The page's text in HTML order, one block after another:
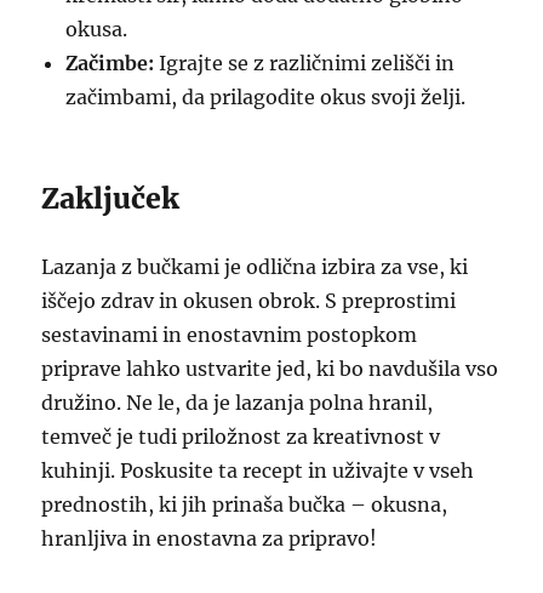
okusa.
Začimbe: Igrajte se z različnimi zelišči in
začimbami, da prilagodite okus svoji želji.
Zaključek
Lazanja z bučkami je odlična izbira za vse, ki
iščejo zdrav in okusen obrok. S preprostimi
sestavinami in enostavnim postopkom
priprave lahko ustvarite jed, ki bo navdušila vso
družino. Ne le, da je lazanja polna hranil,
temveč je tudi priložnost za kreativnost v
kuhinji. Poskusite ta recept in uživajte v vseh
prednostih, ki jih prinaša bučka – okusna,
hranljiva in enostavna za pripravo!